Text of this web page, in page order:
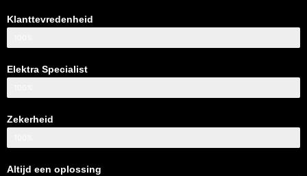
Klanttevredenheid
Elektra Specialist
Zekerheid
Altijd een oplossing